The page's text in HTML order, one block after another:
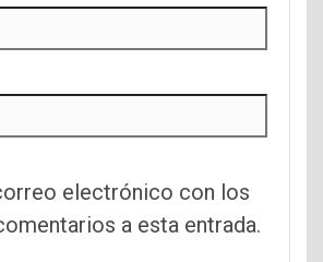
electrónico con los
a esta entrada.